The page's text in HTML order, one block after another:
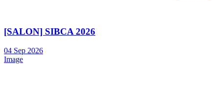
[SALON] SIBCA 2026
04 Sep 2026
Image